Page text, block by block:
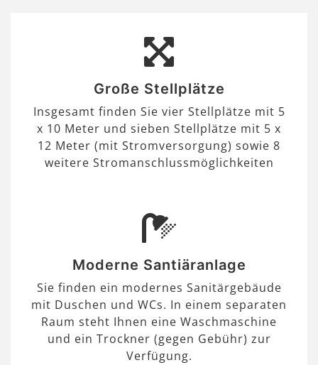
Große Stellplätze
Insgesamt finden Sie vier Stellplätze mit 5
x 10 Meter und sieben Stellplätze mit 5 x
12 Meter (mit Stromversorgung) sowie 8
weitere Stromanschlussmöglichkeiten
Moderne Santiäranlage
Sie finden ein modernes Sanitärgebäude
mit Duschen und WCs. In einem separaten
Raum steht Ihnen eine Waschmaschine
und ein Trockner (gegen Gebühr) zur
Verfügung.